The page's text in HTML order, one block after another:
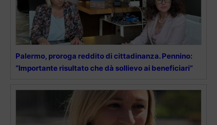
Palermo, proroga reddito di cittadinanza. Pennino:
“Importante risultato che dà sollievo ai beneficiari”